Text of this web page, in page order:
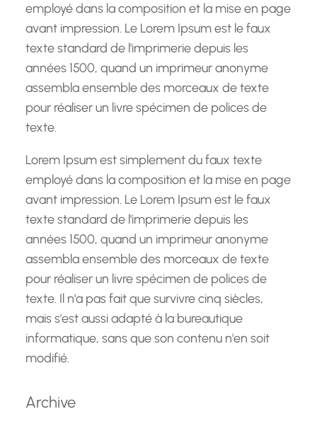
employé dans la composition et la mise en page
avant impression. Le Lorem Ipsum est le faux
texte standard de l'imprimerie depuis les
années 1500, quand un imprimeur anonyme
assembla ensemble des morceaux de texte
pour réaliser un livre spécimen de polices de
texte.
Lorem Ipsum est simplement du faux texte
employé dans la composition et la mise en page
avant impression. Le Lorem Ipsum est le faux
texte standard de l'imprimerie depuis les
années 1500, quand un imprimeur anonyme
assembla ensemble des morceaux de texte
pour réaliser un livre spécimen de polices de
texte. Il n'a pas fait que survivre cinq siècles,
mais s'est aussi adapté à la bureautique
informatique, sans que son contenu n'en soit
modifié.
Archive